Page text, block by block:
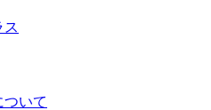
ス
ついて